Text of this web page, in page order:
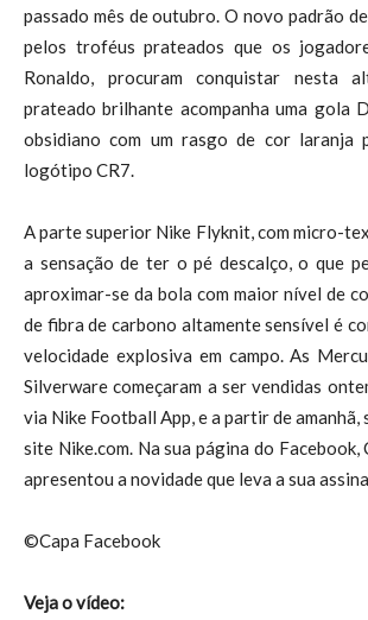
passado mês de outubro. O novo padrão
pelos troféus prateados que os
Ronaldo, procuram conquistar nesta
prateado brilhante acompanha uma gola
obsidiano com um rasgo de cor laranja
logótipo CR7.
A parte superior Nike Flyknit, com micro-
a sensação de ter o pé descalço, o que
aproximar-se da bola com maior nível de
de fibra de carbono altamente sensível é
velocidade explosiva em campo. As
Silverware começaram a ser vendidas
via Nike Football App, e a partir de
site Nike.com. Na sua página do
apresentou a novidade que leva a sua
©Capa Facebook
Veja o vídeo: